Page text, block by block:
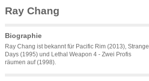
Ray Chang
Biographie
Ray Chang ist bekannt für Pacific Rim (2013), Strange
Days (1995) und Lethal Weapon 4 - Zwei Profis
räumen auf (1998).